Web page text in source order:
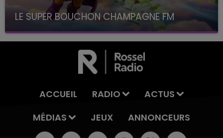
LE SUPER BOUCHON CHAMPAGNE FM
avec La Famille Champagne FM, à 8H10
ACCUEIL RADIO
ACTUS
MÉDIAS
JEUX ANNONCEURS